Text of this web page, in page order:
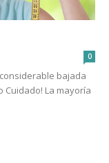
0
bajada
Cuidado! La mayoría